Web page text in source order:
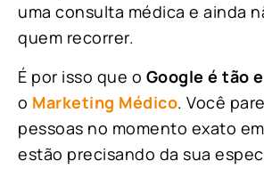
uma consulta médica e ainda
quem recorrer.
É por isso que o Google é tão
o Marketing Médico. Você
pessoas no momento exato
estão precisando da sua